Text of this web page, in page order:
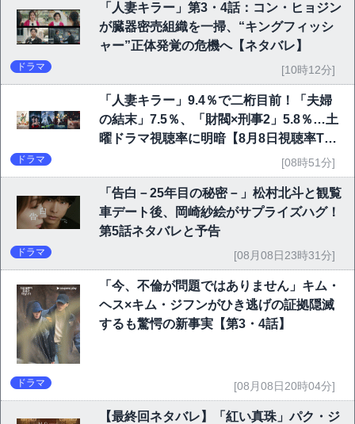
「人妻キラー」第3・4話：コン・ヒョジン
が臓器密売組織を一掃、“キングフィッシ
ャー”正体発覚の危機へ【ネタバレ】
ドラマ [10時12分]
「人妻キラー」9.4％で二桁目前！「夫婦
の結末」7.5％、「財閥×刑事2」5.8％…土
曜ドラマ視聴率に明暗【8月8日視聴率TO
ドラマ [08時51分]
「告白－25年目の秘密－」松村北斗と観覧
車デート後、岡崎紗絵がサプライズハグ！
第5話ネタバレと予告
ドラマ [08月08日23時31分]
「今、不倫が問題ではありません」キム・
ヘス×キム・ジフンがひき逃げの証拠隠滅
するも驚愕の新事実【第3・4話】
ドラマ [08月08日20時04分]
【最終回ネタバレ】「紅い真珠」パク・ジ